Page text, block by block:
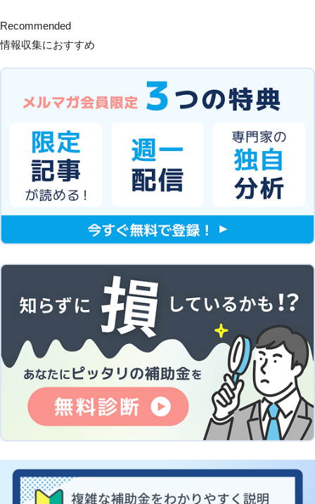
Recommended
情報収集におすすめ